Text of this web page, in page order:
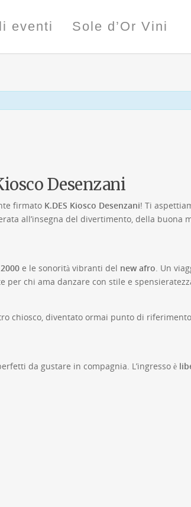
eventi Sole d’Or Vini
Desenzani
firmato K.DES Kiosco Desenzani! Ti
all’insegna del divertimento, della buona
e le sonorità vibranti del new afro. Un
chi ama danzare con stile e
chiosco, diventato ormai punto di
da gustare in compagnia. L’ingresso è